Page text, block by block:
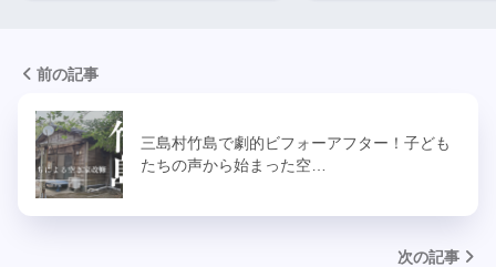
前の記事
三島村竹島で劇的ビフォーアフター！子ども
たちの声から始まった空…
次の記事